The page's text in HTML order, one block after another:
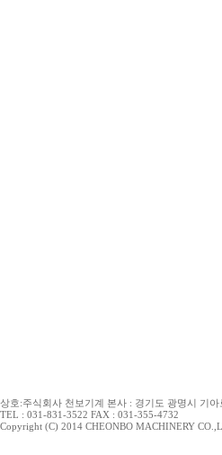
상호:주식회사 천보기계 본사 : 경기도 광명시 기
TEL : 031-831-3522 FAX : 031-355-4732
Copyright (C) 2014 CHEONBO MACHINERY